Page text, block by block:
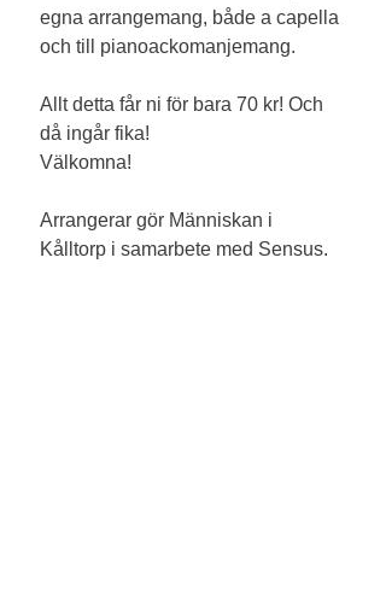
egna arrangemang, både a capella
och till pianoackomanjemang.
Allt detta får ni för bara 70 kr! Och
då ingår fika!
Välkomna!
Arrangerar gör Människan i
Kålltorp i samarbete med Sensus.